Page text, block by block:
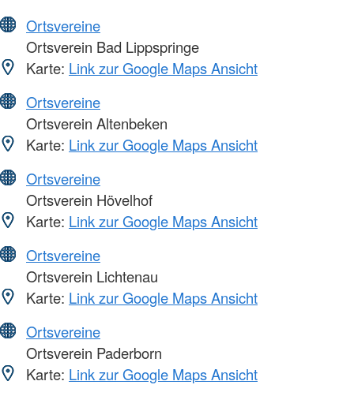
Ortsvereine
Ortsverein Bad Lippspringe
Karte: Link zur Google Maps Ansicht
Ortsvereine
Ortsverein Altenbeken
Karte: Link zur Google Maps Ansicht
Ortsvereine
Ortsverein Hövelhof
Karte: Link zur Google Maps Ansicht
Ortsvereine
Ortsverein Lichtenau
Karte: Link zur Google Maps Ansicht
Ortsvereine
Ortsverein Paderborn
Karte: Link zur Google Maps Ansicht